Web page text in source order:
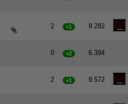
2 +1 9.282
0 +2 6.394
2 +1 9.572